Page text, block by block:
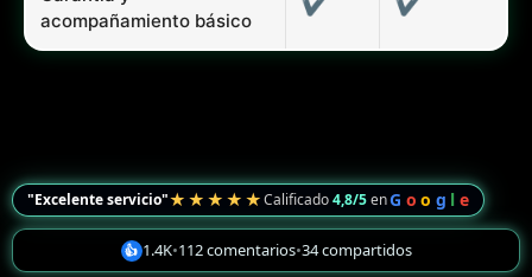
acompañamiento básico
"Excelente servicio"★★★★★Calificado4,8/5enG o o g l e
👍 1.4K•112 comentarios•34 compartidos